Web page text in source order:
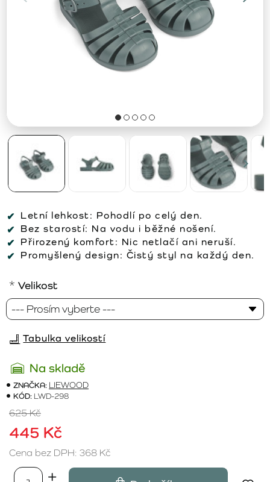
Letní lehkost: Pohodlí po celý den.
Bez starostí: Na vodu i běžné nošení.
Přirozený komfort: Nic netlačí ani neruší.
Promyšlený design: Čistý styl na každý den.
Na skladě
ZNAČKA: LIEWOOD
KÓD: LWD-298
445 Kč
625 Kč
Cena bez DPH: 368 Kč
Velikost
Tabulka velikostí